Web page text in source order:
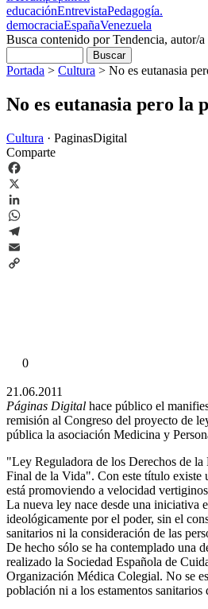
educaciónEntrevistaPedagogía.
democraciaEspañaVenezuela
Busca contenido por Tendencia, autor/
Portada > Cultura > No es eutanasia
No es eutanasia pero la
Cultura · PaginasDigital
Comparte
Facebook
X
LinkedIn
WhatsApp
Telegram
Email
0
21.06.2011
Páginas Digital hace público el
remisión al Congreso del proyecto de
pública la asociación Medicina y
"Ley Reguladora de los Derechos de la
Final de la Vida". Con este título existe
está promoviendo a velocidad
La nueva ley nace desde una iniciativa
ideológicamente por el poder, sin el
sanitarios ni la consideración de las
De hecho sólo se ha contemplado una
realizado la Sociedad Española de
Organización Médica Colegial. No se
población ni a los estamentos sanitarios